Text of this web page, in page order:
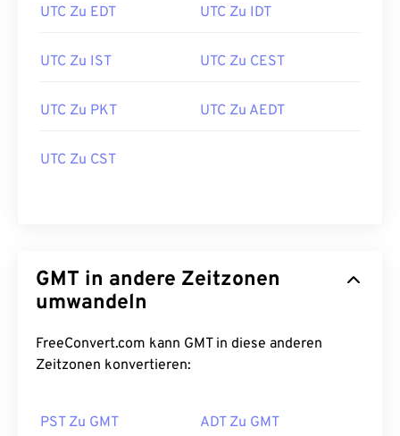
UTC Zu EDT UTC Zu IDT
UTC Zu IST UTC Zu CEST
UTC Zu PKT UTC Zu AEDT
UTC Zu CST
GMT in andere Zeitzonen
umwandeln
FreeConvert.com kann GMT in diese anderen
Zeitzonen konvertieren:
PST Zu GMT ADT Zu GMT